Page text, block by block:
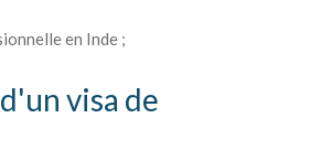
en Inde ;
visa de